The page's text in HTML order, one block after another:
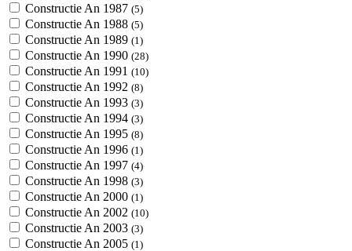
Constructie An 1987 (5)
Constructie An 1988 (5)
Constructie An 1989 (1)
Constructie An 1990 (28)
Constructie An 1991 (10)
Constructie An 1992 (8)
Constructie An 1993 (3)
Constructie An 1994 (3)
Constructie An 1995 (8)
Constructie An 1996 (1)
Constructie An 1997 (4)
Constructie An 1998 (3)
Constructie An 2000 (1)
Constructie An 2002 (10)
Constructie An 2003 (3)
Constructie An 2005 (1)